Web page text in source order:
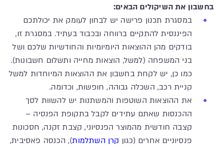
בחשבון את השיקולים הבאים:
במסגרת תכנון פרישה יש לבחון לעומק את יכולתכם
הפיננסית להתקיים ברווחה ובכבוד בעתיד. במסגרת זו,
בודקים מהן ההוצאות היומיומיות והחודשיות שלכם ושל
בני המשפחה (למשל, הוצאות מחייה ותשלום חשבונות).
כמו כן, יש לקחת בחשבון את ההוצאות המיוחדות למשל
קניית רכב, השכלה גבוהה, חופשות, וכדומה.
את ההוצאות השוטפות והמשתנות יש להשוות לסך
ההכנסות שאתם עתידים לקבל בתקופת הפנסיה –
קצבה חודשית מהמוצר הפנסיוני, קצבת זקנה, חסכונות
פנסיוניים אחרים (כגון קרן השתלמות), הכנסה פאסיבית,